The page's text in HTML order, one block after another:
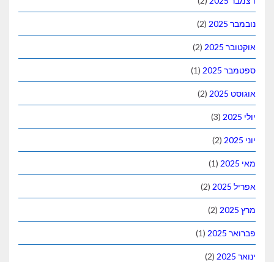
נובמבר 2025 (2)
אוקטובר 2025 (2)
ספטמבר 2025 (1)
אוגוסט 2025 (2)
יולי 2025 (3)
יוני 2025 (2)
מאי 2025 (1)
אפריל 2025 (2)
מרץ 2025 (2)
פברואר 2025 (1)
ינואר 2025 (2)